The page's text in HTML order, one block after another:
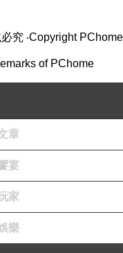
不斷第補充陽氣，解抉
讓人隔姜灸
體，這洋升陽祛寒的效
，非常
。堅持下去大家就會發
者5
究 ‧Copyright PChome
of PChome
章
宴
家
樂